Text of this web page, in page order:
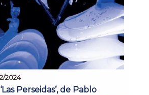
2024
Perseidas’, de Pablo